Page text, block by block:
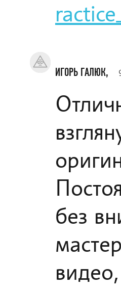
ИГОРЬ ГАЛЮК,
без